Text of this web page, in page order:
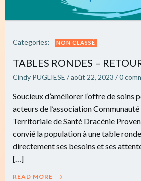
Categories: NON CLASSÉ
TABLES RONDES –
Cindy PUGLIESE /août 22, 2023 /0
Soucieux d’améliorer l’offre de soins
acteurs de l’association
Territoriale de Santé Dracénie
convié la population à une table
directement ses besoins et ses
[…]
READ MORE